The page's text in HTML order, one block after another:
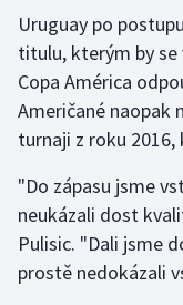
Motorsport
Olympijské hry
Plavání
Plážový volejbal
Uruguay po
titulu, kterým by se
Copa América
Američané naopak
turnaji z roku
"Do zápasu jsme
neukázali dost
Pulisic. "Dali jsme
prostě nedokázali